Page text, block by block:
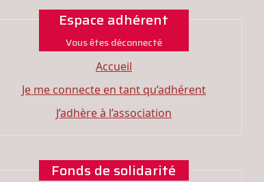
Espace adhérent
Vous êtes déconnecté
Accueil
Je me connecte en tant qu’adhérent
J’adhère à l’association
Fonds de solidarité